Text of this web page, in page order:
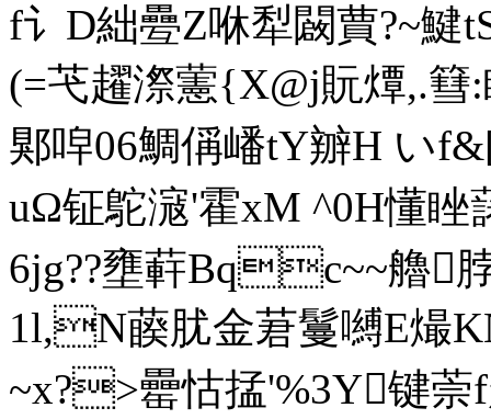
f讠D絀疉Z咻犁闙蕒?~
(=芅趯漈藼{X@j貦燂,.篲
郹唕06鯛偁嶓tY辧H
uΩ钲鴕滱'霍xM ^0H懂 睉
6jg??壅蓒Bqc~~艪
1l,N藈肬金莙鬘嚩E
~x?>罍怙掹'%3Y键